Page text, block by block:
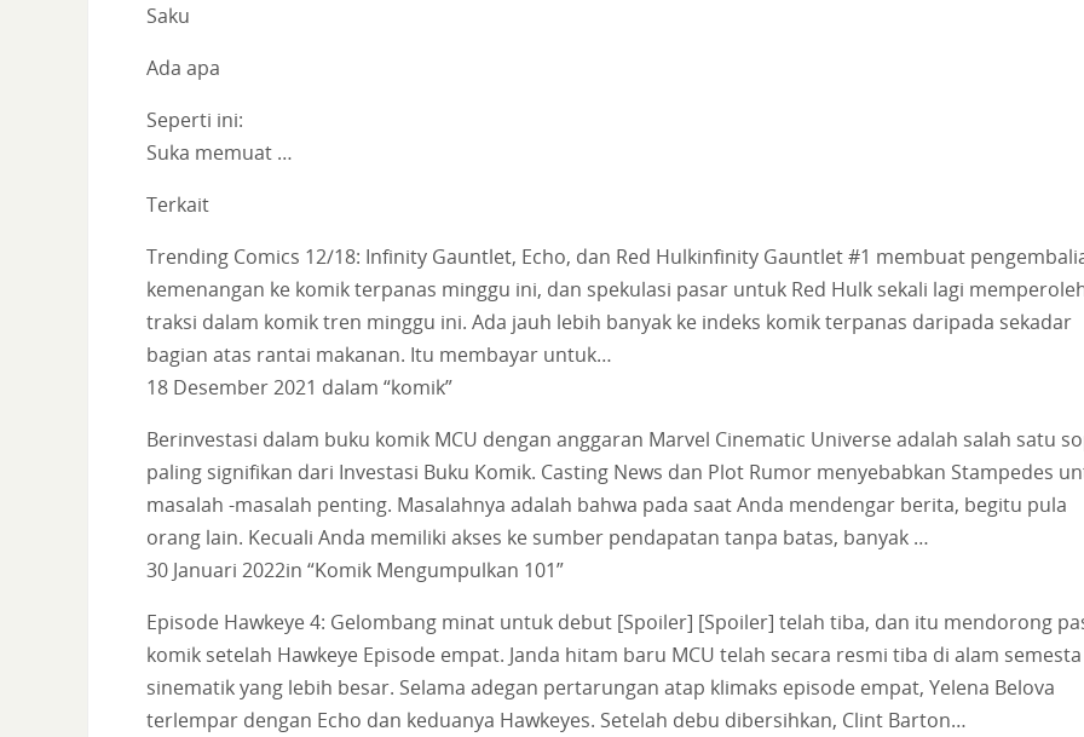
Saku
Ada apa
Seperti ini:
Suka memuat …
Terkait
Trending Comics 12/18: Infinity Gauntlet, Echo, dan Red Hulkinfinity Gauntlet #1 membuat
kemenangan ke komik terpanas minggu ini, dan spekulasi pasar untuk Red Hulk sekali lagi
traksi dalam komik tren minggu ini. Ada jauh lebih banyak ke indeks komik terpanas daripada sekadar
bagian atas rantai makanan. Itu membayar untuk…
18 Desember 2021 dalam “komik”
Berinvestasi dalam buku komik MCU dengan anggaran Marvel Cinematic Universe adalah salah satu
paling signifikan dari Investasi Buku Komik. Casting News dan Plot Rumor menyebabkan Stampedes
masalah -masalah penting. Masalahnya adalah bahwa pada saat Anda mendengar berita, begitu pula
orang lain. Kecuali Anda memiliki akses ke sumber pendapatan tanpa batas, banyak …
30 Januari 2022in “Komik Mengumpulkan 101”
Episode Hawkeye 4: Gelombang minat untuk debut [Spoiler] [Spoiler] telah tiba, dan itu mendorong
komik setelah Hawkeye Episode empat. Janda hitam baru MCU telah secara resmi tiba di alam semesta
sinematik yang lebih besar. Selama adegan pertarungan atap klimaks episode empat, Yelena Belova
terlempar dengan Echo dan keduanya Hawkeyes. Setelah debu dibersihkan, Clint Barton…